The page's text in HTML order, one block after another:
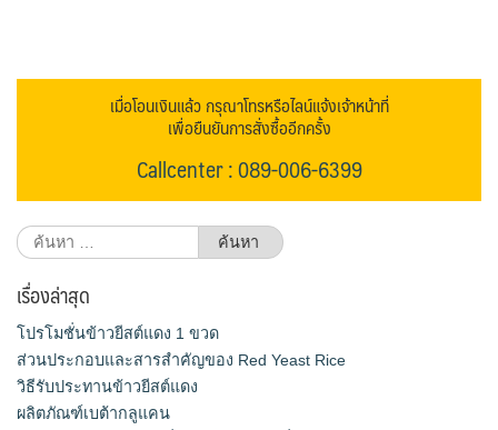
เมื่อโอนเงินแล้ว กรุณาโทรหรือไลน์แจ้งเจ้าหน้าที่
เพื่อยืนยันการสั่งซื้ออีกครั้ง
Callcenter : 089-006-6399
ค้นหา
สำหรับ:
เรื่องล่าสุด
โปรโมชั่นข้าวยีสต์แดง 1 ขวด
ส่วนประกอบและสารสำคัญของ Red Yeast Rice
วิธีรับประทานข้าวยีสต์แดง
ผลิตภัณฑ์เบต้ากลูแคน